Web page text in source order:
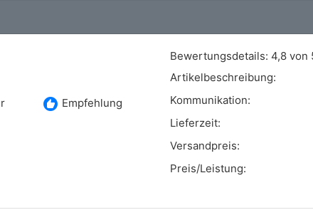
recommend Empfehlung
Bewertungsdetails: 4,8 von
Artikelbeschreibung:
Kommunikation:
Lieferzeit:
Versandpreis:
Preis/Leistung: